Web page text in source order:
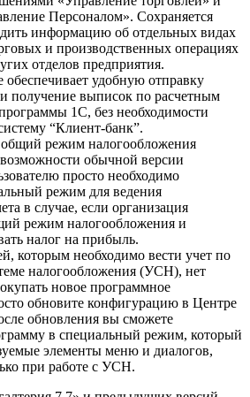
Персоналом». Сохраняется
информацию об отдельных видах
и производственных операциях
отделов предприятия.
удобную отправку
получение выписок по расчетным
1С, без необходимости
“Клиент-банк”.
режим налогообложения
обычной версии
просто необходимо
режим для ведения
в случае, если организация
режим налогообложения и
налог на прибыль.
которым необходимо вести учет по
налогообложения (УСН), нет
новое программное
обновите конфигурацию в Центре
обновления вы сможете
в специальный режим, который
элементы меню и диалогов,
при работе с УСН.